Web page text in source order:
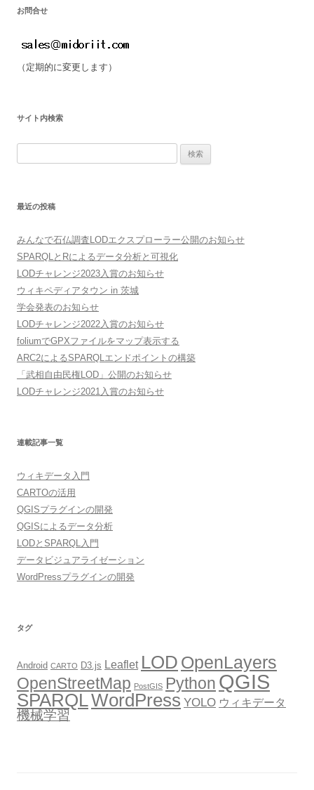
お問合せ
（定期的に変更します）
サイト内検索
最近の投稿
みんなで石仏調査LODエクスプローラー公開のお知らせ
SPARQLとRによるデータ分析と可視化
LODチャレンジ2023入賞のお知らせ
ウィキペディアタウン in 茨城
学会発表のお知らせ
LODチャレンジ2022入賞のお知らせ
foliumでGPXファイルをマップ表示する
ARC2によるSPARQLエンドポイントの構築
「武相自由民権LOD」公開のお知らせ
LODチャレンジ2021入賞のお知らせ
連載記事一覧
ウィキデータ入門
CARTOの活用
QGISプラグインの開発
QGISによるデータ分析
LODとSPARQL入門
データビジュアライゼーション
WordPressプラグインの開発
タグ
Android CARTO D3.js Leaflet LOD OpenLayers
OpenStreetMap PostGIS Python QGIS
SPARQLWordPress YOLO ウィキデータ
機械学習